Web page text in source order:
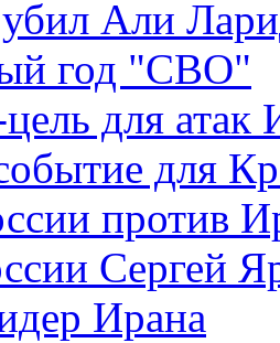
Али
год "СВО"
для атак
для
против
Сергей
Ирана